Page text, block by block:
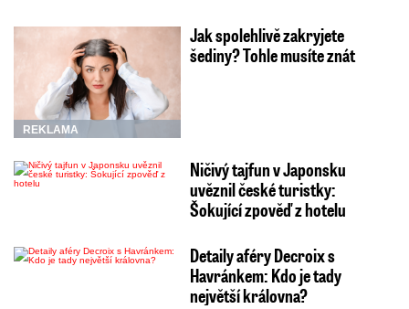
REKLAMA
Jak spolehlivě zakryjete
šediny? Tohle musíte znát
Ničivý tajfun v Japonsku
uvěznil české turistky:
Šokující zpověď z hotelu
Detaily aféry Decroix s
Havránkem: Kdo je tady
největší královna?